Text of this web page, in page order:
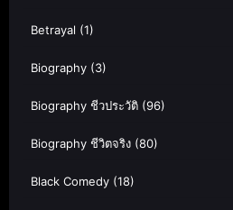
Betrayal (1)
Biography (3)
Biography ชีวประวัติ (96)
Biography ชีวิตจริง (80)
Black Comedy (18)